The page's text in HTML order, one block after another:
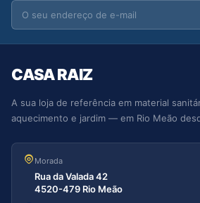
CASA RAIZ
A sua loja de referência em material
aquecimento e jardim — em Rio Meão
Morada
Rua da Valada 42
4520-479 Rio Meão